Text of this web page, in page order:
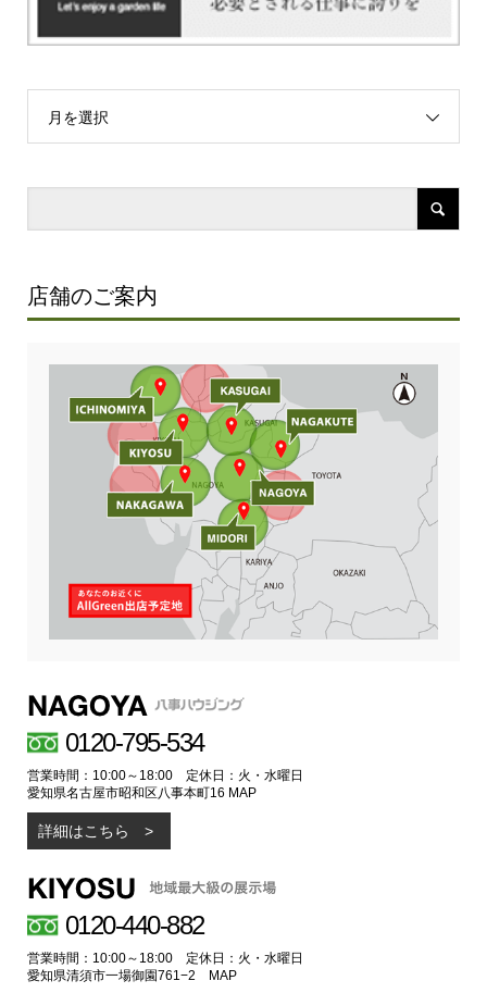
月を選択
店舗のご案内
0120-795-534
営業時間：10:00～18:00 定休日：火・水曜日
愛知県名古屋市昭和区八事本町16 MAP
詳細はこちら
0120-440-882
営業時間：10:00～18:00 定休日：火・水曜日
愛知県清須市一場御園761−2 MAP